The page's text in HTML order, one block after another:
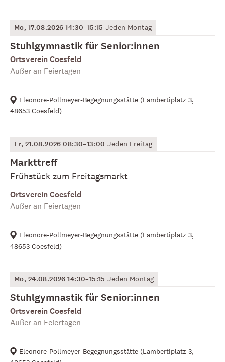
Mo, 17.08.2026 14:30–15:15 Jeden Montag
Stuhlgymnastik für Senior:innen
Ortsverein Coesfeld
Außer an Feiertagen
Eleonore-Pollmeyer-Begegnungsstätte (Lambertiplatz 3,
48653 Coesfeld)
Fr, 21.08.2026 08:30–13:00 Jeden Freitag
Markttreff
Frühstück zum Freitagsmarkt
Ortsverein Coesfeld
Außer an Feiertagen
Eleonore-Pollmeyer-Begegnungsstätte (Lambertiplatz 3,
48653 Coesfeld)
Mo, 24.08.2026 14:30–15:15 Jeden Montag
Stuhlgymnastik für Senior:innen
Ortsverein Coesfeld
Außer an Feiertagen
Eleonore-Pollmeyer-Begegnungsstätte (Lambertiplatz 3,